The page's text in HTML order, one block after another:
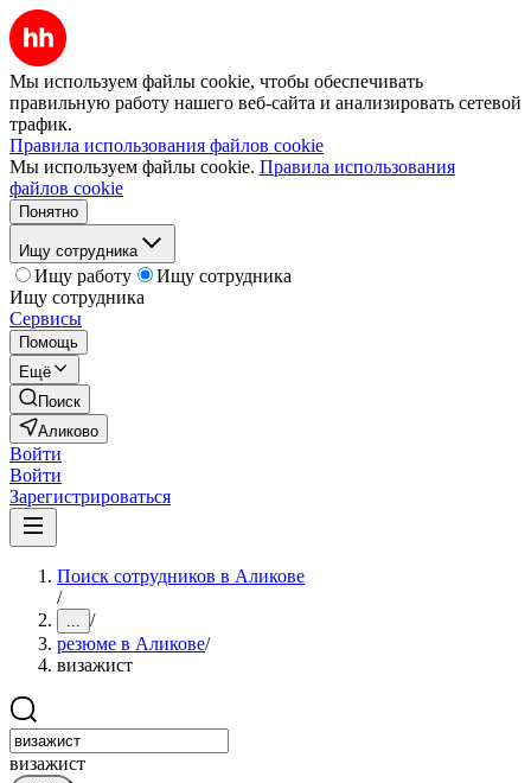
Мы используем файлы cookie, чтобы обеспечивать
правильную работу нашего веб-сайта и анализировать сетевой
трафик.
Правила использования файлов cookie
Мы используем файлы cookie. Правила использования
файлов cookie
Понятно
Ищу сотрудника
Ищу работу
Ищу сотрудника
Ищу сотрудника
Сервисы
Помощь
Ещё
Поиск
Аликово
Войти
Войти
Зарегистрироваться
Поиск сотрудников в Аликове
/
... /
резюме в Аликове/
визажист
визажист